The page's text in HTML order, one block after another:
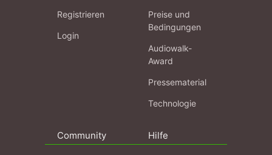
Registrieren
Login
Preise und
Bedingungen
Audiowalk-
Award
Pressematerial
Technologie
Community Hilfe